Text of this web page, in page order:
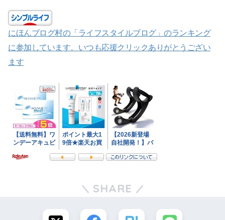
にほんブログ村の「ライフスタイルブログ」のランキング
に参加しています。いつも応援クリックありがとうござい
ます
SHARE